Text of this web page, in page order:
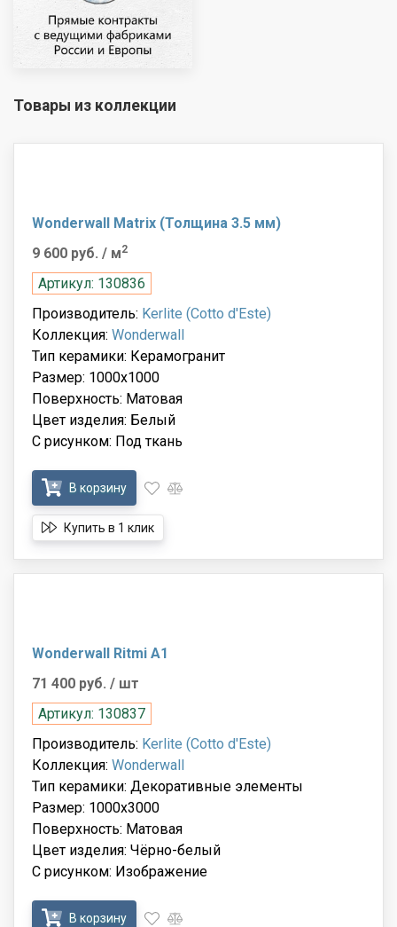
Товары из коллекции
Wonderwall Matrix (Толщина 3.5 мм)
9 600 руб. / м2
Артикул: 130836
Производитель: Kerlite (Cotto d'Este)
Коллекция: Wonderwall
Тип керамики: Керамогранит
Размер: 1000x1000
Поверхность: Матовая
Цвет изделия: Белый
С рисунком: Под ткань
В корзину
Купить в 1 клик
Wonderwall Ritmi A1
71 400 руб. / шт
Артикул: 130837
Производитель: Kerlite (Cotto d'Este)
Коллекция: Wonderwall
Тип керамики: Декоративные элементы
Размер: 1000x3000
Поверхность: Матовая
Цвет изделия: Чёрно-белый
С рисунком: Изображение
В корзину